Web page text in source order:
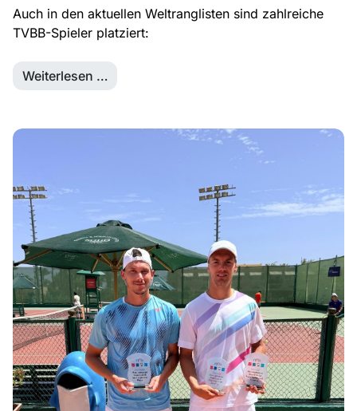
Auch in den aktuellen Weltranglisten sind zahlreiche
TVBB-Spieler platziert:
Weiterlesen …